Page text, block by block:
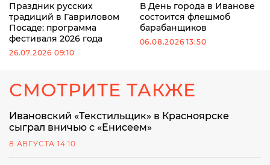
Праздник русских
традиций в Гавриловом
Посаде: программа
фестиваля 2026 года
26.07.2026 09:10
В День города в Иванове
состоится флешмоб
барабанщиков
06.08.2026 13:50
СМОТРИТЕ ТАКЖЕ
Ивановский «Текстильщик» в Красноярске
сыграл вничью с «Енисеем»
8 АВГУСТА 14:10